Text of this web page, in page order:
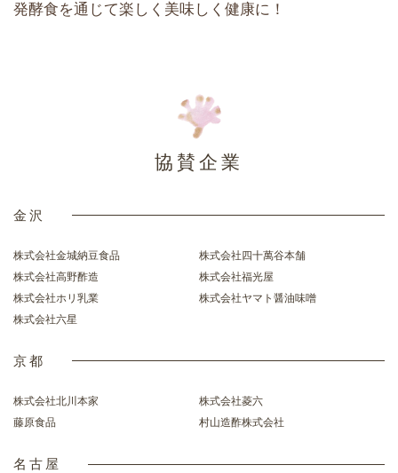
発酵食を通じて楽しく美味しく健康に！
協賛企業
金沢
株式会社金城納豆食品
株式会社四十萬谷本舗
株式会社高野酢造
株式会社福光屋
株式会社ホリ乳業
株式会社ヤマト醤油味噌
株式会社六星
京都
株式会社北川本家
株式会社菱六
藤原食品
村山造酢株式会社
名古屋